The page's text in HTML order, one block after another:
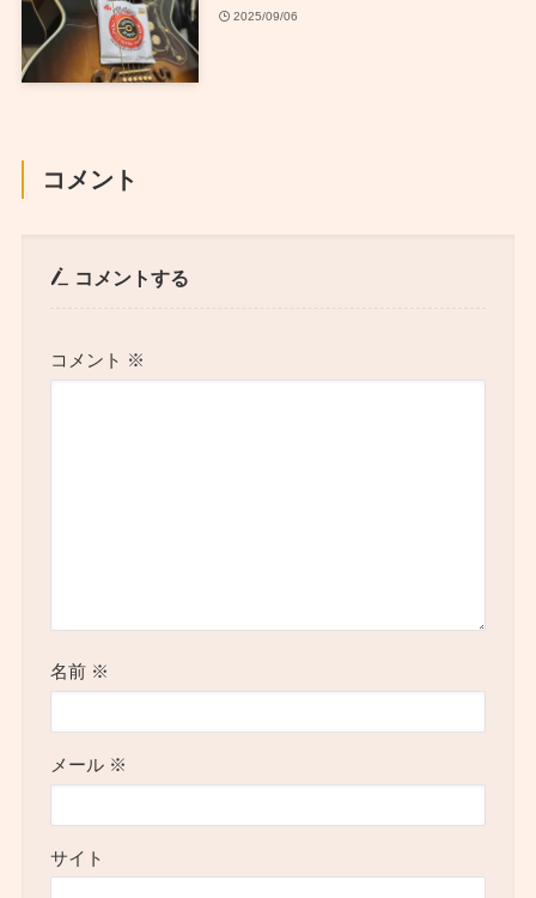
2025/09/06
コメント
コメントする
コメント ※
名前 ※
メール ※
サイト